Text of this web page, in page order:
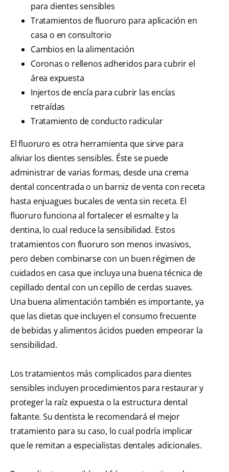
para dientes sensibles
Tratamientos de fluoruro para aplicación en
casa o en consultorio
Cambios en la alimentación
Coronas o rellenos adheridos para cubrir el
área expuesta
Injertos de encía para cubrir las encías
retraídas
Tratamiento de conducto radicular
El fluoruro es otra herramienta que sirve para
aliviar los dientes sensibles. Éste se puede
administrar de varias formas, desde una crema
dental concentrada o un barniz de venta con receta
hasta enjuagues bucales de venta sin receta. El
fluoruro funciona al fortalecer el esmalte y la
dentina, lo cual reduce la sensibilidad. Estos
tratamientos con fluoruro son menos invasivos,
pero deben combinarse con un buen régimen de
cuidados en casa que incluya una buena técnica de
cepillado dental con un cepillo de cerdas suaves.
Una buena alimentación también es importante, ya
que las dietas que incluyen el consumo frecuente
de bebidas y alimentos ácidos pueden empeorar la
sensibilidad.
Los tratamientos más complicados para dientes
sensibles incluyen procedimientos para restaurar y
proteger la raíz expuesta o la estructura dental
faltante. Su dentista le recomendará el mejor
tratamiento para su caso, lo cual podría implicar
que le remitan a especialistas dentales adicionales.